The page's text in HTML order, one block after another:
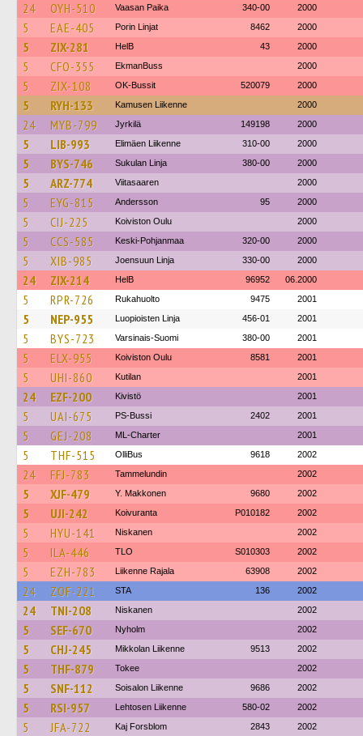
24 OYH-510 Vaasan Paika 340-00 2000
5 EAE-405 Porin Linjat 8462 2000
5 ZIX-281 HelB 43 2000
5 CFO-355 EkmanBuss 2000
5 ZIX-108 OK-Bussit 520079 2000
5 RYH-133 Kamusen Liikenne 2000
24 MYB-799 Jyrkilä 149198 2000
5 LIB-993 Elimäen Liikenne 310-00 2000
5 BYS-746 Sukulan Linja 380-00 2000
5 ARZ-774 Viitasaaren 2000
5 EYG-815 Andersson 95 2000
5 CIJ-225 Koiviston Oulu 2000
5 CCS-585 Keski-Pohjanmaa 320-00 2000
5 XIB-985 Joensuun Linja 330-00 2000
24 ZIX-214 HelB 96952 06.2000
5 RPR-726 Rukahuolto 9475 2001
5 NEP-955 Luopioisten Linja 456-01 2001
5 BYS-723 Varsinais-Suomi 380-00 2001
5 ELX-955 Koiviston Oulu 8581 2001
5 UHI-860 Kutilan 2001
24 EZF-200 Kivistö 2001
5 UAI-675 PS-Bussi 2402 2001
5 GEJ-208 ML-Charter 2001
5 THF-515 OlliBus 9618 2002
24 FFJ-783 Tammelundin 2002
5 XJF-479 Y. Makkonen 9680 2002
5 UJI-242 Koivuranta P010182 2002
5 HYU-141 Niskanen 2002
5 ILA-446 TLO S010303 2002
5 EZH-783 Liikenne Rajala 63908 2002
24 ZOF-221 STA 136 2002
24 TNI-208 Niskanen 2002
5 SEF-670 Nyholm 2002
5 CHJ-245 Mikkolan Liikenne 9513 2002
5 THF-879 Tokee 2002
5 SNF-112 Soisalon Liikenne 9686 2002
5 RSI-957 Lehtosen Liikenne 580-02 2002
5 JFA-722 Kaj Forsblom 2843 2002